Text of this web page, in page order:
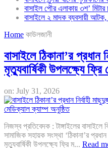
বাসাইল পৌর এলাকায় ৩শ’ মিটার
বাসাইলে ২ মাদক ব্যবসায়ী
Home কাউলজানী
বাসাইলে ঠিকানা’র প্রধান
মৃত্যুবার্ষিকী উপলক্ষ্যে
on: July 31, 2026
নিজস্ব প্রতিবেদক : টাঙ্গাইলের বাসাইলে
সামাজিক সহায়ক সংস্থা ‘ঠিকানা’র
মৃত্যুবার্ষিকী উপলক্ষ্যে ফ্রি ম... Read